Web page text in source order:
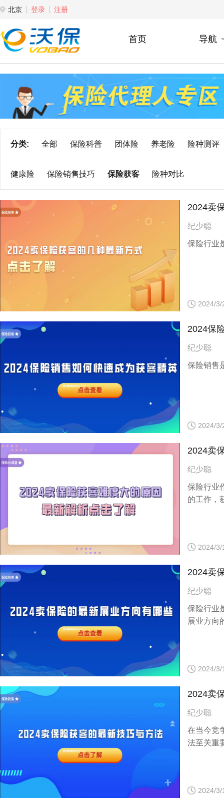
北京 登录 注册
首页 导航
分类: 全部 保险科普 团体险 养老险 险种测评
健康险 保险销售技巧 保险获客 险种对比
2024卖
纪少聪
保险行业
2024/
2024保
纪少聪
保险销售
2024/
2024卖
纪少聪
保险行业
的工作，
2024/
2024卖
纪少聪
保险行业
展业方向
2024/
2024卖
纪少聪
在当今竞
法至关重
2024/3/